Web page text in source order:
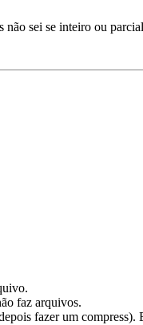
sei se inteiro ou
faz arquivos.
fazer um